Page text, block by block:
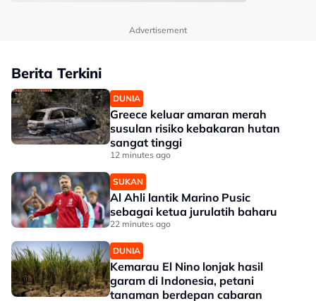
Advertisement
Berita Terkini
DUNIA
Greece keluar amaran merah
susulan risiko kebakaran hutan
sangat tinggi
12 minutes ago
SUKAN
Al Ahli lantik Marino Pusic
sebagai ketua jurulatih baharu
22 minutes ago
DUNIA
Kemarau El Nino lonjak hasil
garam di Indonesia, petani
tanaman berdepan cabaran